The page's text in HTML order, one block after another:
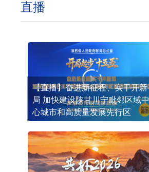
直播
【直播】奋进新征程、实干开新
局 加快建设陕甘川宁毗邻区域中
心城市和高质量发展先行区